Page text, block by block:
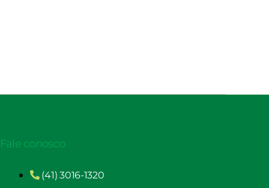
Fale conosco
(41) 3016-1320